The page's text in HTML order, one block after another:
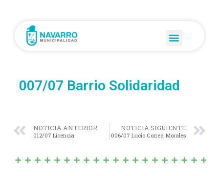
007/07 Barrio Solidaridad
NOTICIA ANTERIOR
012/07 Licencia
NOTICIA SIGUIENTE
006/07 Lucio Correa Morales